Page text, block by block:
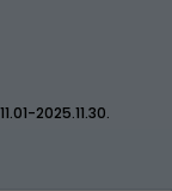
2025.11.30.